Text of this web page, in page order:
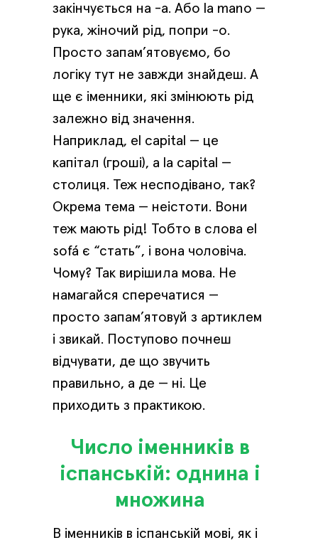
закінчується на -а. Або la mano —
рука, жіночий рід, попри -о.
Просто запам’ятовуємо, бо
логіку тут не завжди знайдеш. А
ще є іменники, які змінюють рід
залежно від значення.
Наприклад, el capital — це
капітал (гроші), а la capital —
столиця. Теж несподівано, так?
Окрема тема — неістоти. Вони
теж мають рід! Тобто в слова el
sofá є “стать”, і вона чоловіча.
Чому? Так вирішила мова. Не
намагайся сперечатися —
просто запам’ятовуй з артиклем
і звикай. Поступово почнеш
відчувати, де що звучить
правильно, а де — ні. Це
приходить з практикою.
В іменників в іспанській мові, як і
Число іменників в
іспанській: однина і
множина